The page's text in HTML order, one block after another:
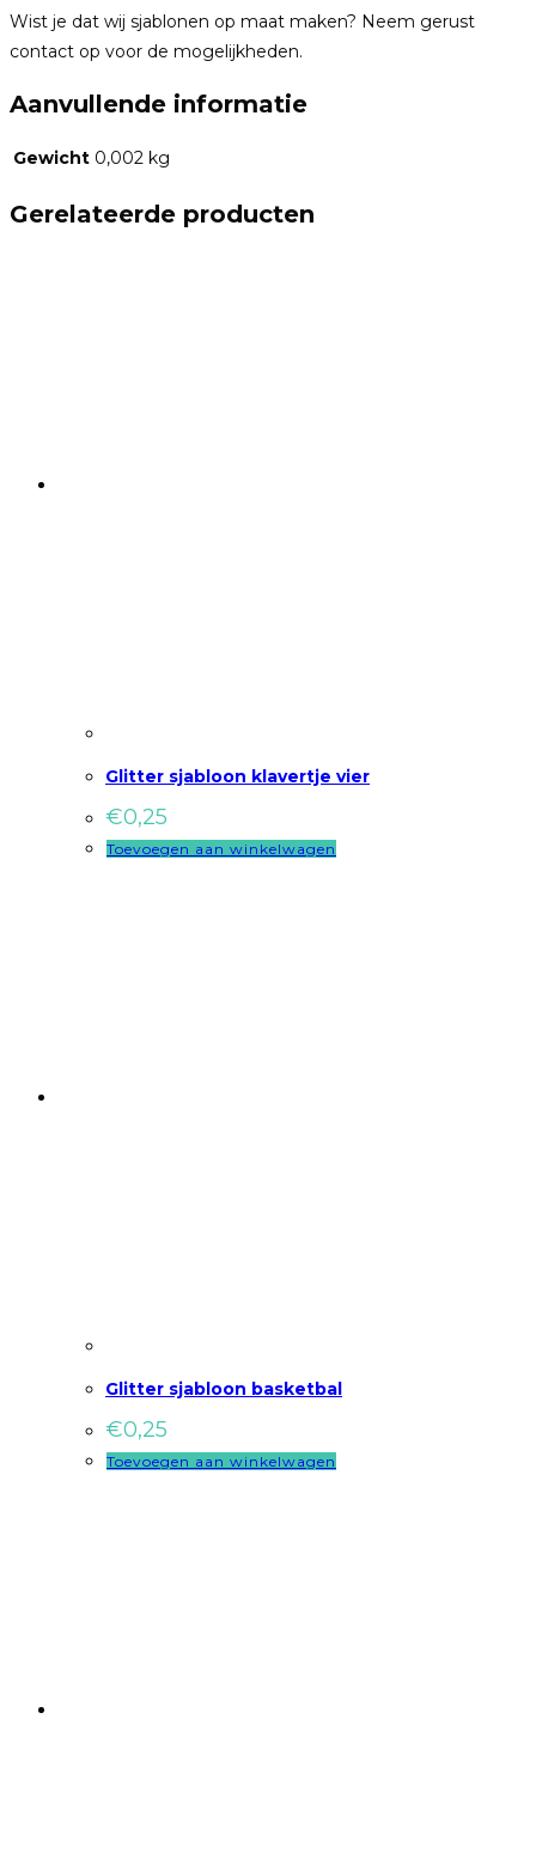
Wist je dat wij sjablonen op maat maken? Neem gerust
contact op voor de mogelijkheden.
Aanvullende informatie
Gewicht 0,002 kg
Gerelateerde producten
Glitter sjabloon klavertje vier
€0,25
Toevoegen aan winkelwagen
Glitter sjabloon basketbal
€0,25
Toevoegen aan winkelwagen